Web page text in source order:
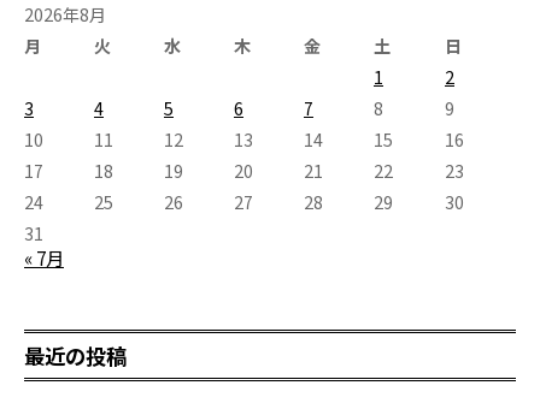
うです。 iPhone11Proはご存知の通り3眼のハイスペックカメラ
を搭載。 売りの機能が壊れてしまうと辛いですよね((+_+)) LINE
予約がお得です スマホの病院イオンせんげん台店です('◇')ゞ
\\\LINE予約なら↑↑の画像をclick/// 当店ではLINEでご予約し
ていただくと 修理の合計金額より５５０円割引しておりま
す！！ iPhone・iPad・iPod・switch・Android【ジョイコンは対
ます！ せんげん台近郊の 春日部市 、越谷市 、岩槻区、野田市等
の周辺地域にお住いの皆様 iPhone修理/iPad修理/Switch修
種手術費用は こちら から お電話番号はこちら 048-967-
5119続きを読む
2026年8月
月
火 水 木 金 土
日
1
2
3
4 5 6 7 8
9
10
11 12 13 14 15
16
17
18 19 20 21 22
23
24
25 26 27 28 29
30
31
« 7月
最近の投稿